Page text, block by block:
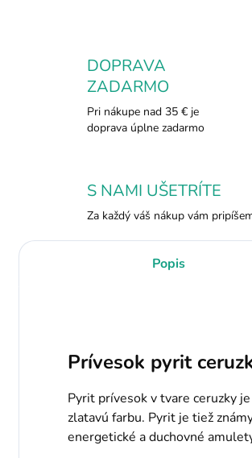
DOPRAVA
ZADARMO
Pri nákupe nad 35 € je
doprava úplne zadarmo
S NAMI UŠETRÍTE
Za každý váš nákup vám
Popis
Prívesok pyrit
Pyrit prívesok v tvare ceruzky
zlatavú farbu. Pyrit je tiež
energetické a duchovné